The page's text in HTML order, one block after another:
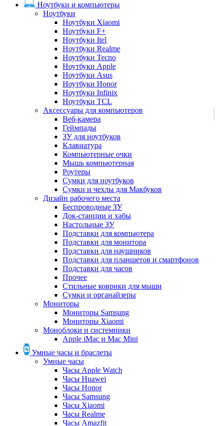
Ноутбуки и компьютеры
Ноутбуки
Ноутбуки Xiaomi
Ноутбуки F+
Ноутбуки Itel
Ноутбуки Realme
Ноутбуки Tecno
Ноутбуки Apple
Ноутбуки Asus
Ноутбуки Honor
Ноутбуки Infinix
Ноутбуки TCL
Аксессуары для компьютеров
Веб-камера
Геймпады
ЗУ для ноутбуков
Клавиатура
Компьютерные очки
Мышь компьютерная
Роутеры
Сумки для ноутбуков
Сумки и чехлы для Макбуков
Дизайн рабочего места
Беспроводные ЗУ
Док-станции и хабы
Настольные ЗУ
Подставки для компьютера
Подставки для монитора
Подставки для наушников
Подставки для планшетов и смартфонов
Подставки для часов
Прочее
Стильные коврики для мыши
Сумки и органайзеры
Мониторы
Мониторы Samsung
Мониторы Xiaomi
Моноблоки и системники
Apple iMac и Mac Mini
Умные часы и браслеты
Умные часы
Часы Apple Watch
Часы Huawei
Часы Honor
Часы Samsung
Часы Xiaomi
Часы Realme
Часы Amazfit